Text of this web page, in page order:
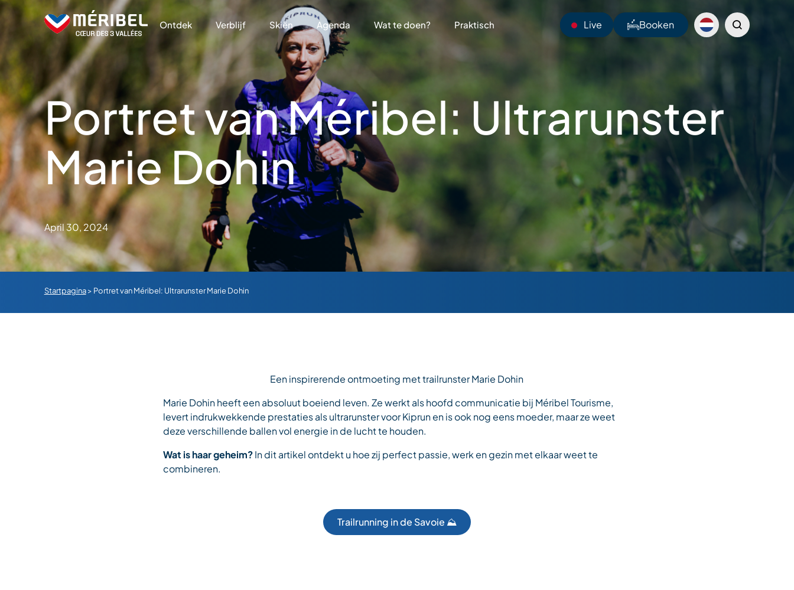
Skip
Ontdek Verblijf Skiën Agenda Wat te doen? Praktisch Live
Shuttles
Booken
Portret van Méribel: Ultrarunster
Marie Dohin
April 30, 2024
Startpagina> Portret van Méribel: Ultrarunster Marie Dohin
Een inspirerende ontmoeting met trailrunster Marie Dohin
Marie Dohin heeft een absoluut boeiend leven. Ze werkt als hoofd communicatie bij Méribel Tourisme,
levert indrukwekkende prestaties als ultrarunster voor Kiprun en is ook nog eens moeder, maar ze weet
deze verschillende ballen vol energie in de lucht te houden.
Wat is haar geheim?In dit artikel ontdekt u hoe zij perfect passie, werk en gezin met elkaar weet te
combineren.
Trailrunning in de Savoie ⛰️